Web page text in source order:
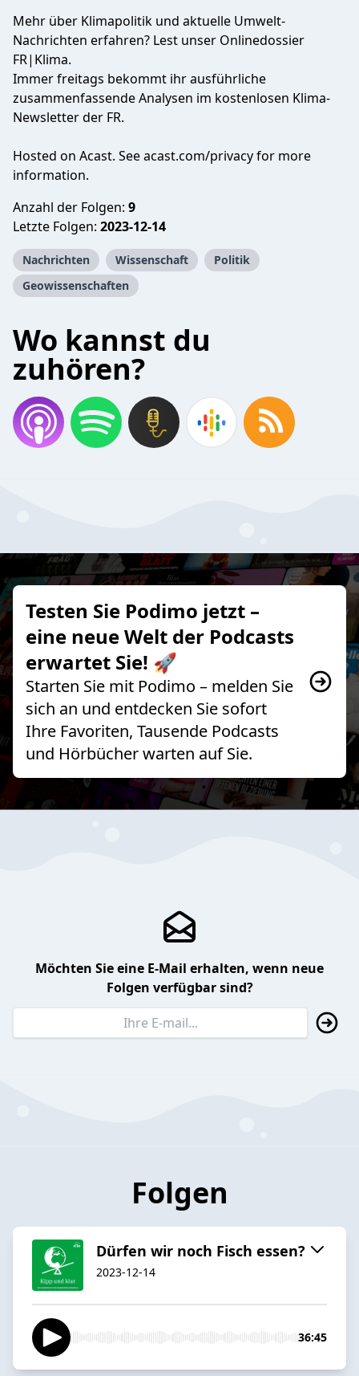
Mehr über Klimapolitik und aktuelle Umwelt-
Nachrichten erfahren? Lest unser Onlinedossier
FR|Klima.
Immer freitags bekommt ihr ausführliche
zusammenfassende Analysen im kostenlosen Klima-
Newsletterder FR.
Hosted on Acast. Seeacast.com/privacyfor more
information.
Anzahl der Folgen: 9
Letzte Folgen: 2023-12-14
Nachrichten Wissenschaft
Politik
Geowissenschaften
Wo kannst du
zuhören?
Testen Sie Podimo jetzt –
eine neue Welt der Podcasts
erwartet Sie! 🚀
Starten Sie mit Podimo – melden Sie
sich an und entdecken Sie sofort
Ihre Favoriten, Tausende Podcasts
und Hörbücher warten auf Sie.
Möchten Sie eine E-Mail erhalten, wenn neue
Folgen verfügbar sind?
Folgen
Dürfen wir noch Fisch essen?
2023-12-14
36:45